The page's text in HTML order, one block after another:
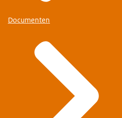
Documenten